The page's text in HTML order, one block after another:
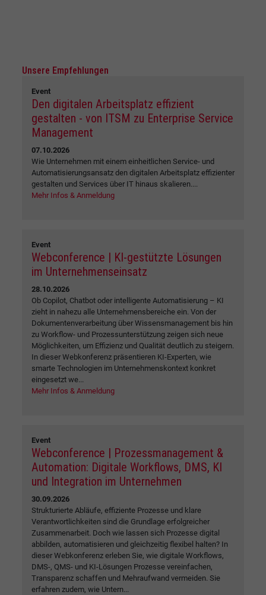
Unsere Empfehlungen
Event
Den digitalen Arbeitsplatz effizient
gestalten - von ITSM zu Enterprise Service
Management
07.10.2026
Wie Unternehmen mit einem einheitlichen Service- und
Automatisierungsansatz den digitalen Arbeitsplatz effizienter
gestalten und Services über IT hinaus skalieren....
Mehr Infos & Anmeldung
Event
Webconference | KI-gestützte Lösungen
im Unternehmenseinsatz
28.10.2026
Ob Copilot, Chatbot oder intelligente Automatisierung – KI
zieht in nahezu alle Unternehmensbereiche ein. Von der
Dokumentenverarbeitung über Wissensmanagement bis hin
zu Workflow- und Prozessunterstützung zeigen sich neue
Möglichkeiten, um Effizienz und Qualität deutlich zu steigern.
In dieser Webkonferenz präsentieren KI-Experten, wie
smarte Technologien im Unternehmenskontext konkret
eingesetzt we...
Mehr Infos & Anmeldung
Event
Webconference | Prozessmanagement &
Automation: Digitale Workflows, DMS, KI
und Integration im Unternehmen
30.09.2026
Strukturierte Abläufe, effiziente Prozesse und klare
Verantwortlichkeiten sind die Grundlage erfolgreicher
Zusammenarbeit. Doch wie lassen sich Prozesse digital
abbilden, automatisieren und gleichzeitig flexibel halten? In
dieser Webkonferenz erleben Sie, wie digitale Workflows,
DMS-, QMS- und KI-Lösungen Prozesse vereinfachen,
Transparenz schaffen und Mehraufwand vermeiden. Sie
erfahren zudem, wie Untern...